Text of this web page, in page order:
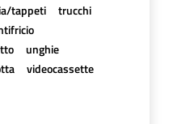
tappeti
trucchi
unghie
videocassette